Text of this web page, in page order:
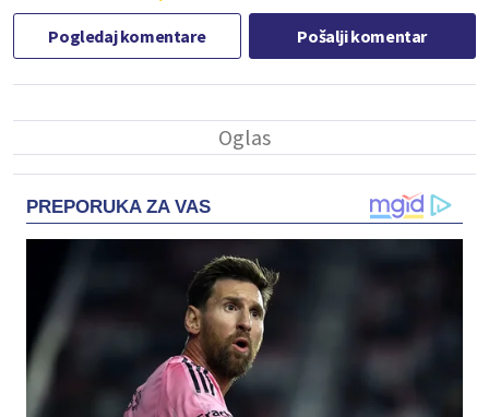
Pogledaj komentare Pošalji komentar
PREPORUKA ZA VAS